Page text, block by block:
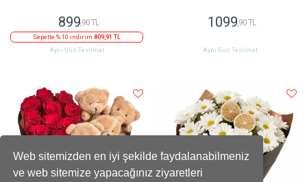
Web sitemizden en iyi şekilde faydalanabilmeniz
ve web sitemize yapacağınız ziyaretleri
899,90 TL
Sepette % 10 indirim 809,91 TL
Aynı Gün Teslimat
1099 ,90 TL
Aynı Gün Teslimat